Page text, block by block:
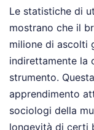
Le statistiche di
mostrano che il
milione di ascolti
indirettamente la
strumento.
apprendimento
sociologi della
longevità di certi